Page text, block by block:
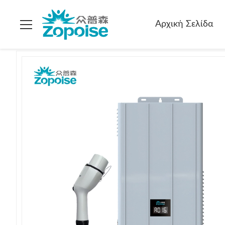
Αρχική Σελίδα
> προϊόντα > Συνεχή φορτιστές ηλεκτρικών οχημάτων